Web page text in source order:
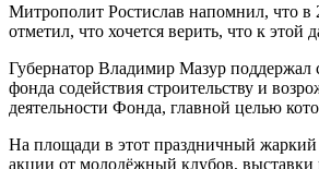
Митрополит Ростислав напомнил, что в
отметил, что хочется верить, что к
Губернатор Владимир Мазур поддержал
фонда содействия строительству и
деятельности Фонда, главной целью
На площади в этот праздничный жаркий
акции от молодёжный клубов, выставки